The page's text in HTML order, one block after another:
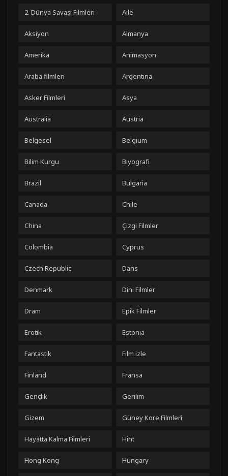
2. Dünya Savaşı Filmleri Aile
Aksiyon Almanya
Amerika Animasyon
Araba filmleri Argentina
Asker Filmleri Asya
Australia Austria
Belgesel Belgium
Bilim Kurgu Biyografi
Brazil Bulgaria
Canada Chile
China Çizgi Filmler
Colombia Cyprus
Czech Republic Dans
Denmark Dini Filmler
Dram Epik Filmler
Erotik Estonia
Fantastik Film izle
Finland Fransa
Gençlik Gerilim
Gizem Güney Kore Filmleri
Hayatta Kalma Filmleri Hint
Hong Kong Hungary